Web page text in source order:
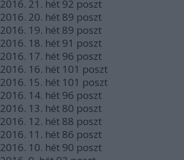
2016. 21. hét 92 poszt
2016. 20. hét 89 poszt
2016. 19. hét 89 poszt
2016. 18. hét 91 poszt
2016. 17. hét 96 poszt
2016. 16. hét 101 poszt
2016. 15. hét 101 poszt
2016. 14. hét 96 poszt
2016. 13. hét 80 poszt
2016. 12. hét 88 poszt
2016. 11. hét 86 poszt
2016. 10. hét 90 poszt